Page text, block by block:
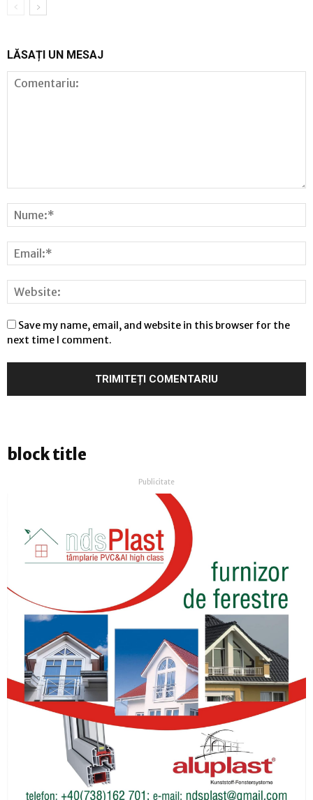
LĂSAȚI UN MESAJ
Save my name, email, and website in this browser for the
next time I comment.
block title
Publicitate